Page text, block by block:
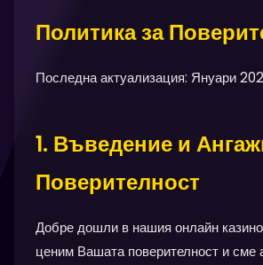
Политика за
Последна актуализация: Януари
1. Въведение и
Поверителност
Добре дошли в нашия онлайн
ценим Вашата поверителност и сме